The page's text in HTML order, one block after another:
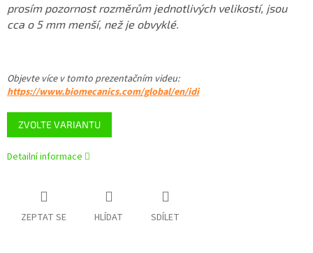
ZVOLTE VARIANTU
prosím pozornost rozměrům jednotlivých velikostí, jsou
cca o 5 mm menší, než je obvyklé.
Objevte více v tomtoprezentačním videu:
https://www.biomecanics.com/global/en/idi
Detailní informace
ZEPTAT SE HLÍDAT SDÍLET